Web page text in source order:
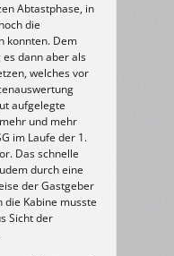
Abtastphase, in
die
konnten. Dem
es dann aber als
welches vor
aufgelegte
und mehr
im Laufe der 1.
Das schnelle
durch eine
der Gastgeber
die Kabine musste
Sicht der